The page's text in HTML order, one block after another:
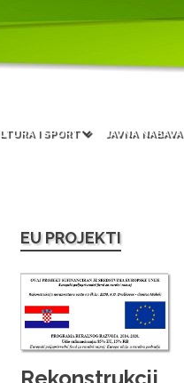
I SPORT JAVNA NABAVA
EU PROJEKTI